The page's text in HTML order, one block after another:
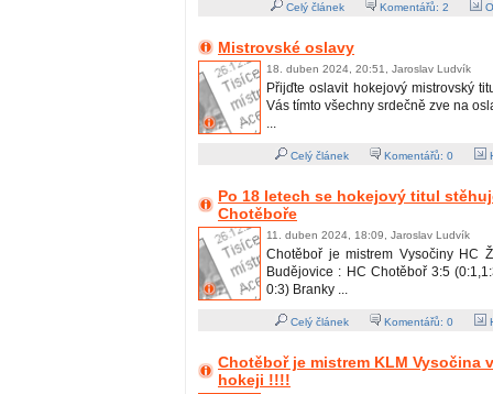
Celý článek Komentářů: 2
Mistrovské oslavy
18. duben 2024, 20:51, Jaroslav Ludvík
Přijďte oslavit hokejový mistrovský
Vás tímto všechny srdečně zve na
...
Celý článek Komentářů: 0
Po 18 letech se hokejový titul
Chotěboře
11. duben 2024, 18:09, Jaroslav Ludvík
Chotěboř je mistrem Vysočiny HC
Budějovice : HC Chotěboř 3:5
0:3) Branky ...
Celý článek Komentářů: 0
Chotěboř je mistrem KLM Vysočina
hokeji !!!!